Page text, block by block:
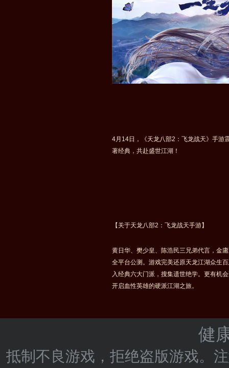
4月14日，《天龙八部2：飞龙战天》手游
著经典，共赴盛世江湖！
【关于天龙八部2：飞龙战天手游】
黄日华、樊少皇、陈浩民三兄弟代言，金
全平台公测。游戏完美还原天龙江湖众生
入经典六大门派，搜集遗世绝学。更有机
开启血性英雄的硬派江湖之旅。
健
抵制不良游戏，拒绝盗版游戏。